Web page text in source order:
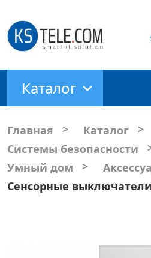
Каталог
Главная > Каталог
>
Системы безопасности
Умный дом
>
Cенсорные